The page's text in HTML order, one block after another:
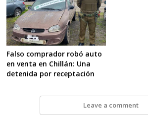
Falso comprador robó auto
en venta en Chillán: Una
detenida por receptación
Leave a comment